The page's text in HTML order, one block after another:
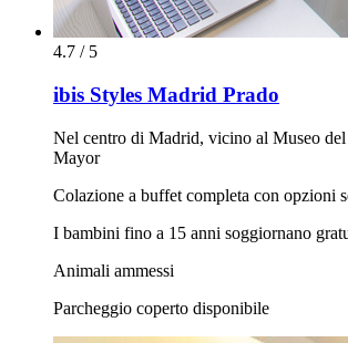
4.7 / 5
ibis Styles Madrid Prado
Nel centro di Madrid, vicino al Museo del
Mayor
Colazione a buffet completa con opzioni
I bambini fino a 15 anni soggiornano
Animali ammessi
Parcheggio coperto disponibile